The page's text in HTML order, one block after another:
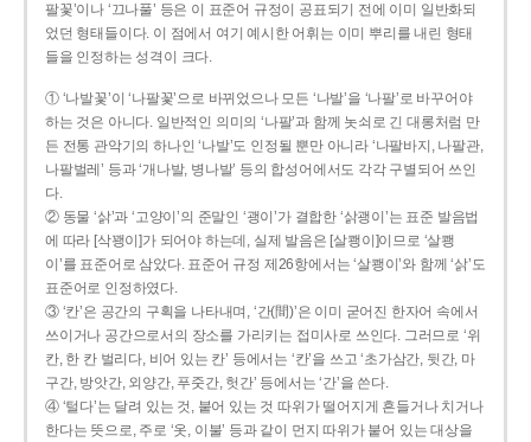
팔꽃’이나 ‘끄나풀’ 등은 이 표준어 규정이 공표되기 전에 이미 일반화되
었던 형태들이다. 이 점에서 여기 예시한 어휘는 이미 뿌리를 내린 형태
들을 인정하는 성격이 크다.
① ‘나발꽃’이 ‘나팔꽃’으로 바뀌었으나 모든 ‘나발’을 ‘나팔’로 바꾸어야
하는 것은 아니다. 일반적인 의미의 ‘나팔’과 함께 놋쇠로 긴 대롱처럼 만
든 전통 관악기의 하나인 ‘나발’도 인정될 뿐만 아니라 ‘나팔바지, 나팔관,
나팔벌레’ 등과 ‘개나발, 병나발’ 등의 합성어에서도 각각 구별되어 쓰인
다.
② 동물 ‘삵’과 ‘고양이’의 준말인 ‘괭이’가 결합한 ‘삵괭이’는 표준 발음법
에 따라 [삭꽹이]가 되어야 하는데, 실제 발음은 [살쾡이]이므로 ‘살쾡
이’를 표준어로 삼았다. 표준어 규정 제26항에서는 ‘살쾡이’와 함께 ‘삵’도
표준어로 인정하였다.
③ ‘칸’은 공간의 구획을 나타내며, ‘간(間)’은 이미 굳어진 한자어 속에서
쓰이거나 공간으로서의 장소를 가리키는 접미사로 쓰인다. 그러므로 ‘위
칸, 한 칸 벌리다, 비어 있는 칸’ 등에서는 ‘칸’을 쓰고 ‘초가삼간, 뒷간, 마
구간, 방앗간, 외양간, 푸줏간, 헛간’ 등에서는 ‘간’을 쓴다.
④ ‘털다’는 달려 있는 것, 붙어 있는 것 따위가 떨어지게 흔들거나 치거나
한다는 뜻으로, 주로 ‘옷, 이불’ 등과 같이 먼지 따위가 붙어 있는 대상을